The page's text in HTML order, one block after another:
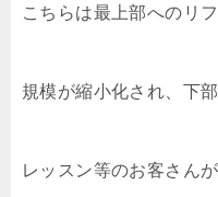
こちらは最上部へのリ
規模が縮小化され、下
レッスン等のお客さん